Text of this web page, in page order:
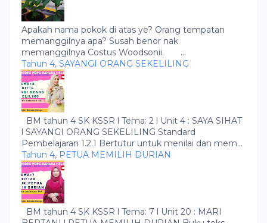
Apakah nama pokok di atas ye? Orang tempatan
memanggilnya apa? Susah benor nak
memanggilnya Costus Woodsonii. ...
Tahun 4, SAYANGI ORANG SEKELILING
BM tahun 4 SK KSSR l Tema: 2 l Unit 4 : SAYA SIHAT
l SAYANGI ORANG SEKELILING Standard
Pembelajaran 1.2.1 Bertutur untuk menilai dan mem...
Tahun 4, PETUA MEMILIH DURIAN
BM tahun 4 SK KSSR l Tema: 7 l Unit 20 : MARI